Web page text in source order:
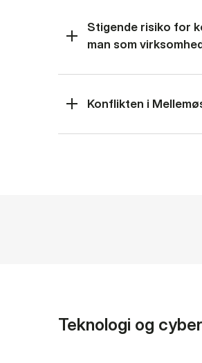
Stigende risiko for
man som
Konflikten i
Teknologi og